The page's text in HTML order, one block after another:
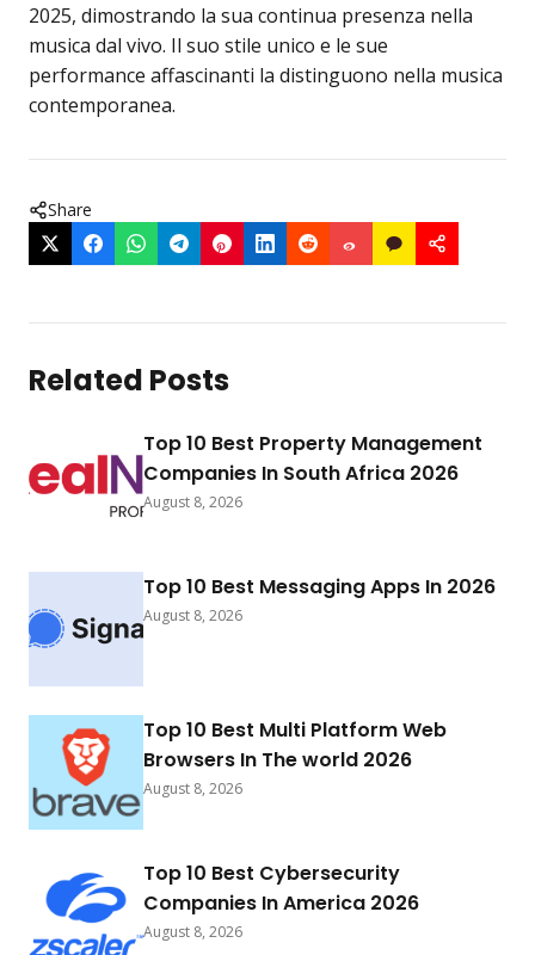
2025, dimostrando la sua continua presenza nella
musica dal vivo. Il suo stile unico e le sue
performance affascinanti la distinguono nella musica
contemporanea.
Share
Related Posts
Top 10 Best Property Management
Companies In South Africa 2026
August 8, 2026
Top 10 Best Messaging Apps In 2026
August 8, 2026
Top 10 Best Multi Platform Web
Browsers In The world 2026
August 8, 2026
Top 10 Best Cybersecurity
Companies In America 2026
August 8, 2026